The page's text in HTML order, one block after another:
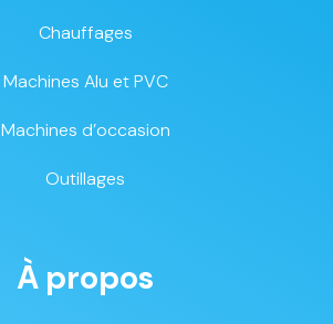
Chauffages
Machines Alu et PVC
Machines d’occasion
Outillages
À propos